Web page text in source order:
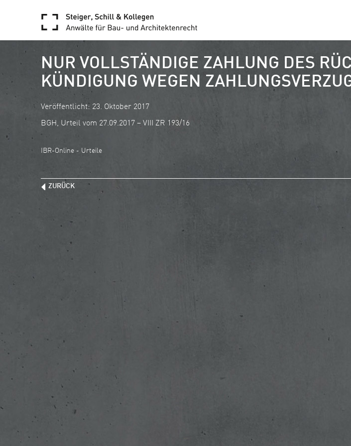
NUR VOLLSTÄNDIGE ZAHLUNG DES
ÜNDIGUNG WEGEN
Veröffentlicht: 23. Oktober 2017
BGH, Urteil vom 27.09.2017 – VIII ZR 193/16
IBR-Online - Urteile
ZURÜCK